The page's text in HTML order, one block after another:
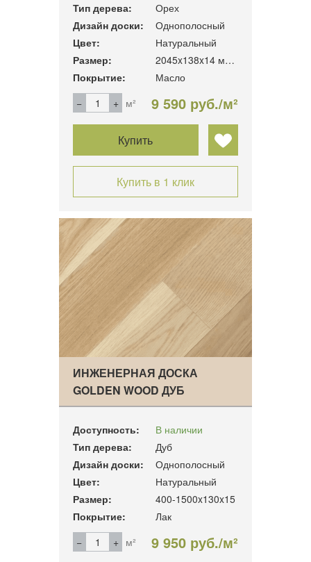
Тип дерева:
Орех
Дизайн доски:
Однополосный
Цвет:
Натуральный
Размер:
2045x138x14 мм. 1,69 м2\
Покрытие:
Масло
м²
9 590 руб./м²
Купить
Купить в 1 клик
ИНЖЕНЕРНАЯ ДОСКА
GOLDEN WOOD ДУБ
НАТУРАЛЬН…
Доступность:
В наличии
Тип дерева:
Дуб
Дизайн доски:
Однополосный
Цвет:
Натуральный
Размер:
400-1500x130x15
Покрытие:
Лак
м²
9 950 руб./м²